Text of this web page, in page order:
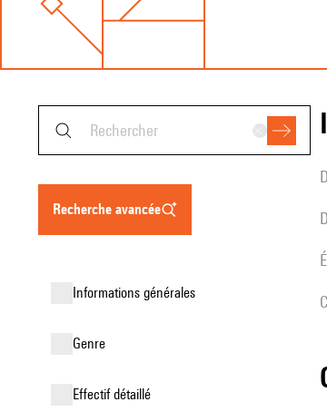
recherche avancée
informations générales
genre
effectif détaillé